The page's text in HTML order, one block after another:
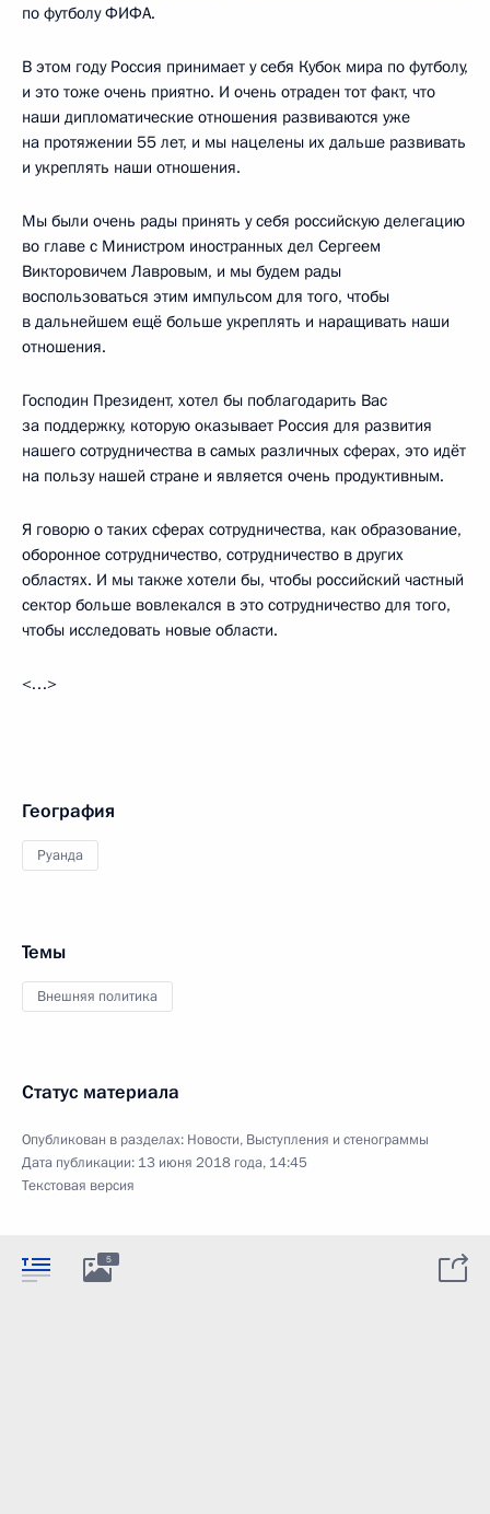
по футболу ФИФА.
В этом году Россия принимает у себя Кубок мира по футболу,
и это тоже очень приятно. И очень отраден тот факт, что
наши дипломатические отношения развиваются уже
на протяжении 55 лет, и мы нацелены их дальше развивать
и укреплять наши отношения.
Мы были очень рады принять у себя российскую делегацию
во главе с Министром иностранных дел Сергеем
Викторовичем Лавровым, и мы будем рады
воспользоваться этим импульсом для того, чтобы
в дальнейшем ещё больше укреплять и наращивать наши
отношения.
Господин Президент, хотел бы поблагодарить Вас
за поддержку, которую оказывает Россия для развития
нашего сотрудничества в самых различных сферах, это идёт
на пользу нашей стране и является очень продуктивным.
Я говорю о таких сферах сотрудничества, как образование,
оборонное сотрудничество, сотрудничество в других
областях. И мы также хотели бы, чтобы российский частный
сектор больше вовлекался в это сотрудничество для того,
чтобы исследовать новые области.
<…>
География
Руанда
Темы
Внешняя политика
Статус материала
Опубликован в разделах: Новости, Выступления и стенограммы
Дата публикации: 13 июня 2018 года, 14:45
Текстовая версия
5